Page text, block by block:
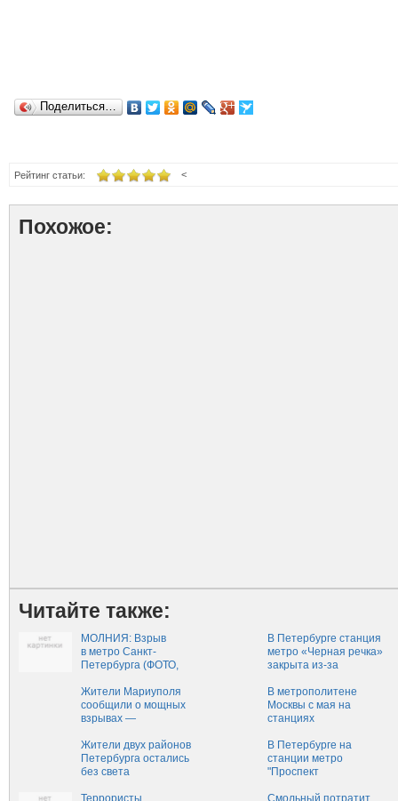
Поделиться…
<
Рейтинг статьи:
Похожое:
Читайте также:
МОЛНИЯ: Взрыв
в метро Санкт-
Петербурга (ФОТО,
В Петербурге станция
метро «Черная речка»
закрыта из-за
пакета
Жители Мариуполя
сообщили о мощных
взрывах —
В метрополитене
Москвы с мая на
станциях
Жители двух районов
Петербурга остались
без света
В Петербурге на
станции метро
"Проспект
скончался мужчина
Террористы Смольный потратит